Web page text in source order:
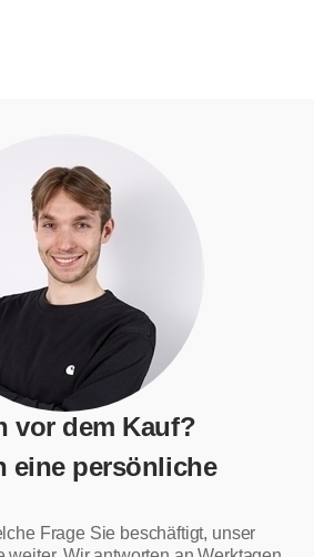
vor dem Kauf?
eine persönliche
Frage Sie beschäftigt, unser